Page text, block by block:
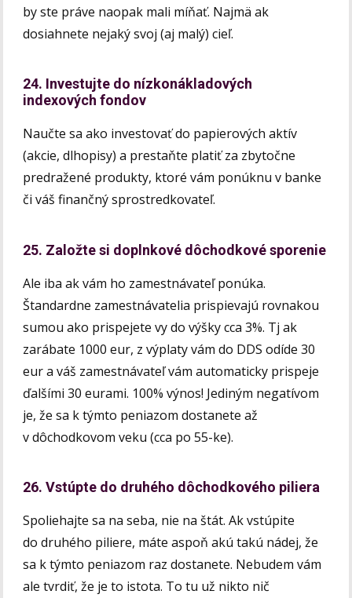
by ste práve naopak mali míňať. Najmä ak
dosiahnete nejaký svoj (aj malý) cieľ.
24. Investujte do nízkonákladových
indexových fondov
Naučte sa ako investovať do papierových aktív
(akcie, dlhopisy) a prestaňte platiť za zbytočne
predražené produkty, ktoré vám ponúknu v banke
či váš finančný sprostredkovateľ.
25. Založte si doplnkové dôchodkové sporenie
Ale iba ak vám ho zamestnávateľ ponúka.
Štandardne zamestnávatelia prispievajú rovnakou
sumou ako prispejete vy do výšky cca 3%. Tj ak
zarábate 1000 eur, z výplaty vám do DDS odíde 30
eur a váš zamestnávateľ vám automaticky prispeje
ďalšími 30 eurami. 100% výnos! Jediným negatívom
je, že sa k týmto peniazom dostanete až
v dôchodkovom veku (cca po 55-ke).
26. Vstúpte do druhého dôchodkového piliera
Spoliehajte sa na seba, nie na štát. Ak vstúpite
do druhého piliere, máte aspoň akú takú nádej, že
sa k týmto peniazom raz dostanete. Nebudem vám
ale tvrdiť, že je to istota. To tu už nikto nič